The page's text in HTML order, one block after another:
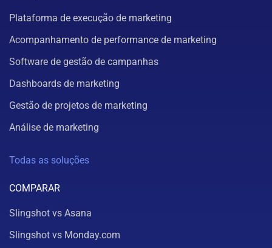
Plataforma de execução de marketing
Acompanhamento de performance de marketing
Software de gestão de campanhas
Dashboards de marketing
Gestão de projetos de marketing
Análise de marketing
Todas as soluções
COMPARAR
Slingshot vs Asana
Slingshot vs Monday.com